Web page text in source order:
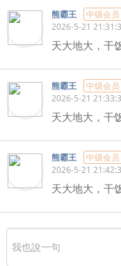
熊霸王
中级会员
2026-5-21
天大地大，干
熊霸王
中级会员
2026-5-21
天大地大，干
熊霸王
中级会员
2026-5-21
天大地大，干